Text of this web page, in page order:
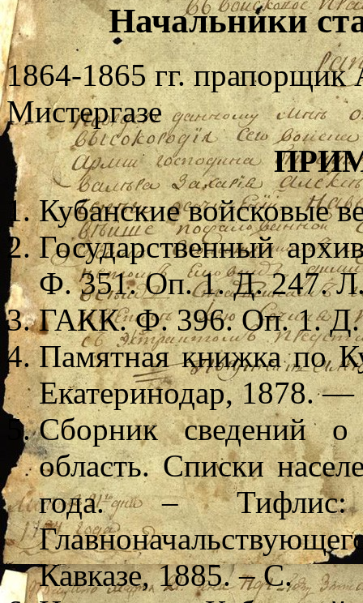
Начальники
1864-1865 гг. прапорщик
Мистергазе
Кубанские войсковые
Государственный
Ф. 351. Оп. 1. Д. 247.
ГАКК. Ф. 396. Оп. 1. Д.
Памятная книжка по
Екатеринодар, 1878.
Сборник сведений
область. Списки
года. – Тифлис:
Кавказе, 1885. – С.